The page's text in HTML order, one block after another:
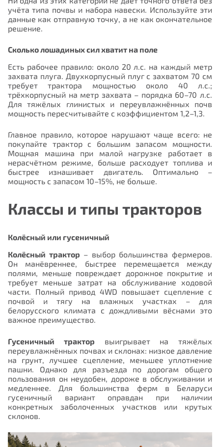
учёта типа почвы и набора навески. Используйте эти
данные как отправную точку, а не как окончательное
решение.
Сколько лошадиных сил хватит на поле
Есть рабочее правило: около 20 л.с. на каждый метр
захвата плуга. Двухкорпусный плуг с захватом 70 см
требует трактора мощностью около 40 л.с.;
трёхкорпусный на метр захвата – порядка 60–70 л.с.
Для тяжёлых глинистых и переувлажнённых почв
мощность пересчитывайте с коэффициентом 1,2–1,3.
Главное правило, которое нарушают чаще всего: не
покупайте трактор с большим запасом мощности.
Мощная машина при малой нагрузке работает в
нерасчётном режиме, больше расходует топлива и
быстрее изнашивает двигатель. Оптимально –
мощность с запасом 10–15%, не больше.
Классы и типы тракторов
Колёсный или гусеничный
Колёсный трактор – выбор большинства фермеров.
Он манёвреннее, быстрее перемещается между
полями, меньше повреждает дорожное покрытие и
требует меньше затрат на обслуживание ходовой
части. Полный привод 4WD повышает сцепление с
почвой и тягу на влажных участках – для
белорусского климата с дождливыми вёснами это
важное преимущество.
Гусеничный трактор выигрывает на тяжёлых
переувлажнённых почвах и склонах: низкое давление
на грунт, лучшее сцепление, меньшее уплотнение
пашни. Однако для разъезда по дорогам общего
пользования он неудобен, дороже в обслуживании и
медленнее. Для большинства ферм в Беларуси
гусеничный вариант оправдан при наличии
конкретных заболоченных участков или крутых
склонов.